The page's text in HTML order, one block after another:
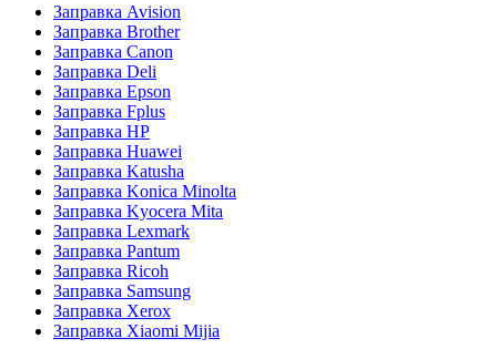
Заправка Avision
Заправка Brother
Заправка Canon
Заправка Deli
Заправка Epson
Заправка Fplus
Заправка HP
Заправка Huawei
Заправка Katusha
Заправка Konica Minolta
Заправка Kyocera Mita
Заправка Lexmark
Заправка Pantum
Заправка Ricoh
Заправка Samsung
Заправка Xerox
Заправка Xiaomi Mijia